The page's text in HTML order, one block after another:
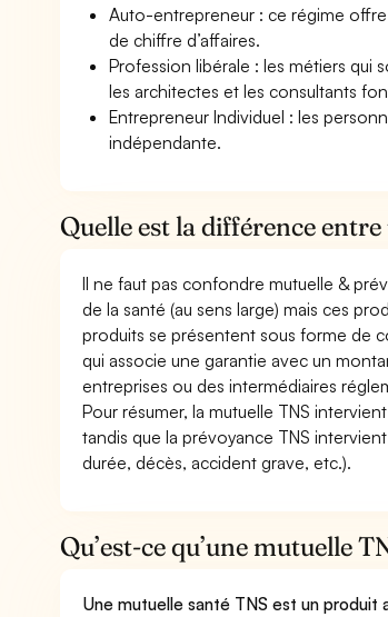
Auto-entrepreneur : ce régime offre
de chiffre d’affaires.
Profession libérale : les métiers qui
les architectes et les consultants
Entrepreneur Individuel : les
indépendante.
Quelle est la différence
Il ne faut pas confondre mutuelle &
de la santé (au sens large) mais ces
produits se présentent sous forme de
qui associe une garantie avec un
entreprises ou des intermédiaires
Pour résumer, la mutuelle TNS
tandis que la prévoyance TNS
durée, décès, accident grave, etc.).
Qu’est-ce qu’une mutuelle
Une mutuelle santé TNS est un produit